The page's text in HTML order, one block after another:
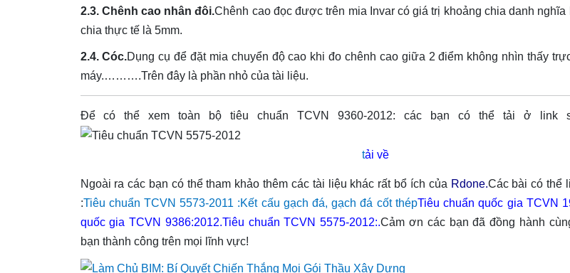
2.3. Chênh cao nhân đôi.Chênh cao đọc được trên mia Invar có giá trị khoảng chia danh nghĩa
chia thực tế là 5mm.
2.4. Cóc.Dụng cụ để đặt mia chuyển độ cao khi đo chênh cao giữa 2 điểm không nhìn thấy
máy.……….Trên đây là phần nhỏ của tài liệu.
Để có thể xem toàn bộ tiêu chuẩn TCVN 9360-2012: các bạn có thể tải ở link
tải về
Ngoài ra các bạn có thể tham khảo thêm các tài liệu khác rất bổ ích của Rdone.Các bài có thể
:Tiêu chuẩn TCVN 5573-2011 :Kết cấu gạch đá, gạch đá cốt thépTiêu chuẩn quốc gia TCVN
quốc gia TCVN 9386:2012.Tiêu chuẩn TCVN 5575-2012:.Cảm ơn các bạn đã đồng hành
bạn thành công trên mọi lĩnh vực!